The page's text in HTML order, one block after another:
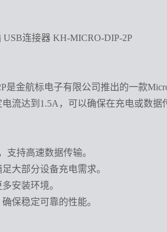
USB连接器 KH-MICRO-DIP-2P
是金航标电子有限公司推出的一款
流达到1.5A，可以确保在充电或数据
支持高速数据传输。
大部分设备充电需求。
安装环境。
保稳定可靠的性能。